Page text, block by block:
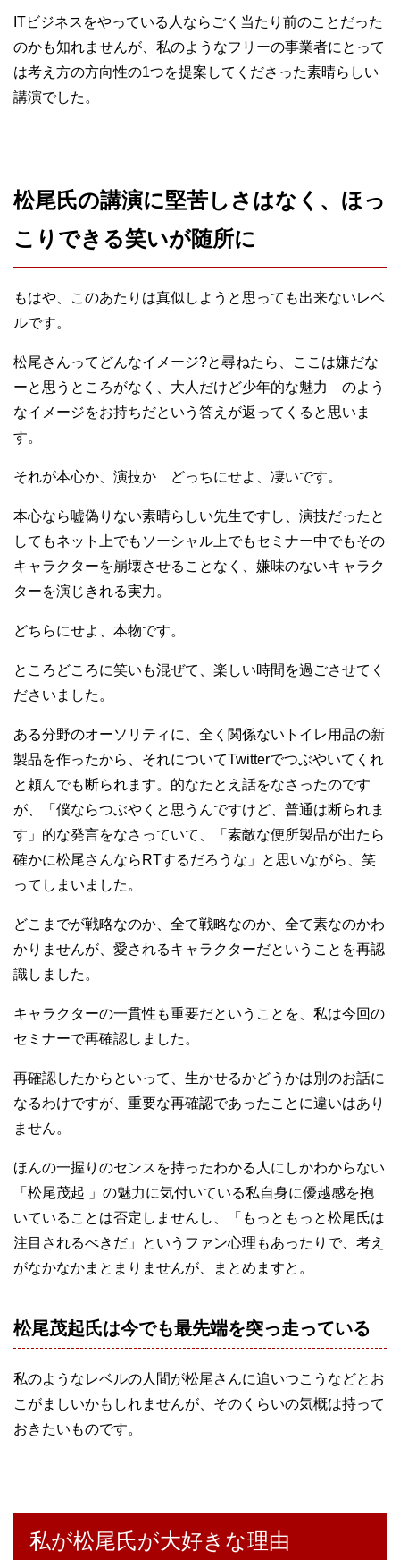
ITビジネスをやっている人ならごく当たり前のことだった
のかも知れませんが、私のようなフリーの事業者にとって
は考え方の方向性の1つを提案してくださった素晴らしい
講演でした。
松尾氏の講演に堅苦しさはなく、ほっ
こりできる笑いが随所に
もはや、このあたりは真似しようと思っても出来ないレベ
ルです。
松尾さんってどんなイメージ?と尋ねたら、ここは嫌だな
ーと思うところがなく、大人だけど少年的な魅力 のよう
なイメージをお持ちだという答えが返ってくると思いま
す。
それが本心か、演技か どっちにせよ、凄いです。
本心なら嘘偽りない素晴らしい先生ですし、演技だったと
してもネット上でもソーシャル上でもセミナー中でもその
キャラクターを崩壊させることなく、嫌味のないキャラク
ターを演じきれる実力。
どちらにせよ、本物です。
ところどころに笑いも混ぜて、楽しい時間を過ごさせてく
ださいました。
ある分野のオーソリティに、全く関係ないトイレ用品の新
製品を作ったから、それについてTwitterでつぶやいてくれ
と頼んでも断られます。的なたとえ話をなさったのです
が、「僕ならつぶやくと思うんですけど、普通は断られま
す」的な発言をなさっていて、「素敵な便所製品が出たら
確かに松尾さんならRTするだろうな」と思いながら、笑
ってしまいました。
どこまでが戦略なのか、全て戦略なのか、全て素なのかわ
かりませんが、愛されるキャラクターだということを再認
識しました。
キャラクターの一貫性も重要だということを、私は今回の
セミナーで再確認しました。
再確認したからといって、生かせるかどうかは別のお話に
なるわけですが、重要な再確認であったことに違いはあり
ません。
ほんの一握りのセンスを持ったわかる人にしかわからない
「松尾茂起 」の魅力に気付いている私自身に優越感を抱
いていることは否定しませんし、「もっともっと松尾氏は
注目されるべきだ」というファン心理もあったりで、考え
がなかなかまとまりませんが、まとめますと。
松尾茂起氏は今でも最先端を突っ走っている
私のようなレベルの人間が松尾さんに追いつこうなどとお
こがましいかもしれませんが、そのくらいの気概は持って
おきたいものです。
私が松尾氏が大好きな理由